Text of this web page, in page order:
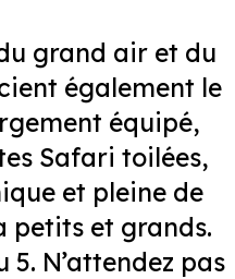
grand air et du
également le
équipé,
Safari toilées,
et pleine de
petits et grands.
N’attendez pas